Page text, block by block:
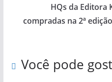
HQs da Editora
compradas na 2ª
Você pode